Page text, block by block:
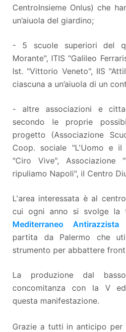
CentroInsieme Onlus) che
un’aiuola del giardino;
- 5 scuole superiori del
Morante", ITIS "Galileo
Ist. "Vittorio Veneto", IIS
ciascuna a un’aiuola di un
- altre associazioni e
secondo le proprie
progetto (Associazione
Coop. sociale "L'Uomo e il
"Ciro Vive", Associazione
ripuliamo Napoli", il Centro
L'area interessata è al
cui ogni anno si svolge la
Mediterraneo Antirazzista
partita da Palermo che
strumento per abbattere
La produzione dal
concomitanza con la V
questa manifestazione.
Grazie a tutti in anticipo per